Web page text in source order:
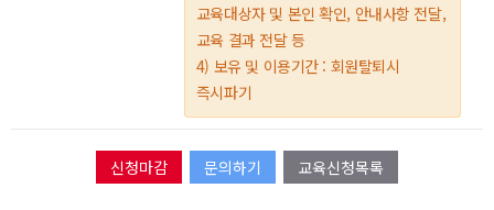
교육대상자 및 본인 확인, 안내사항 전달,
교육 결과 전달 등
4) 보유 및 이용기간 : 회원탈퇴시
즉시파기
문의하기 교육신청목록